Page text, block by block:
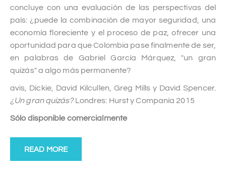
concluye con una evaluación de las perspectivas del
país: ¿puede la combinación de mayor seguridad, una
economía floreciente y el proceso de paz, ofrecer una
oportunidad para que Colombia pase finalmente de ser,
en palabras de Gabriel García Márquez, "un gran
quizás" a algo más permanente?
avis, Dickie, David Kilcullen, Greg Mills y David Spencer.
¿Un gran quizás?Londres: Hurst y Companía 2015
Sólo disponible comercialmente
READ MORE